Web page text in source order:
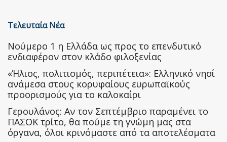
Τελευταία Νέα
Nούμερο 1 η Ελλάδα ως προς το επενδυτικό
ενδιαφέρον στον κλάδο φιλοξενίας
«Ήλιος, πολιτισμός, περιπέτεια»: Ελληνικό νησί
ανάμεσα στους κορυφαίους ευρωπαϊκούς
προορισμούς για το καλοκαίρι
Γερουλάνος: Αν τον Σεπτέμβριο παραμένει το
ΠΑΣΟΚ τρίτο, θα πούμε τη γνώμη μας στα
όργανα, όλοι κρινόμαστε από τα αποτελέσματα